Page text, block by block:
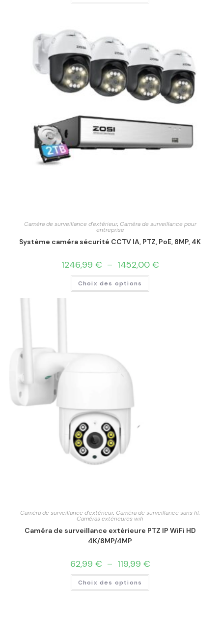
Caméra de surveillance d'extérieur, Caméra de surveillance pour
entreprise
Système caméra sécurité CCTV IA, PTZ, PoE, 8MP, 4K
1246,99 € – 1452,00 €
Choix des options
Caméra de surveillance d'extérieur, Caméra de surveillance sans fil,
Caméras extérieures wifi
Caméra de surveillance extérieure PTZ IP WiFi HD
4K/8MP/4MP
62,99 € – 119,99 €
Choix des options